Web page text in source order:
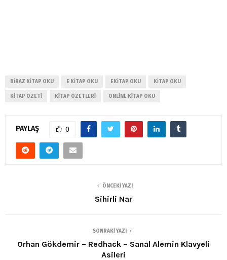
BIRAZ KITAP OKU E KITAP OKU EKITAP OKU KITAP OKU
KITAP ÖZETI KITAP ÖZETLERI ONLINE KITAP OKU
PAYLAŞ 0
ÖNCEKI YAZI
Sihirli Nar
SONRAKI YAZI
Orhan Gökdemir – Redhack – Sanal Alemin Klavyeli
Asileri